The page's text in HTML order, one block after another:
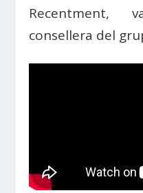
Recentment,
consellera del